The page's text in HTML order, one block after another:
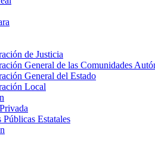
de Justicia
General de las Comunidades
General del Estado
Local
Públicas Estatales